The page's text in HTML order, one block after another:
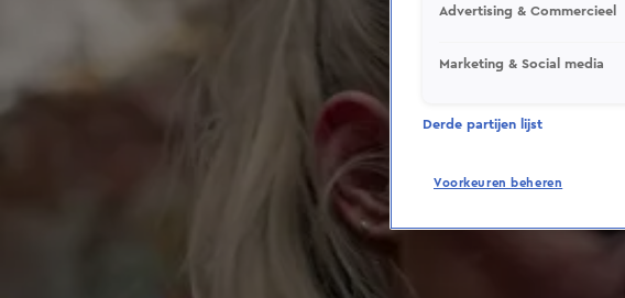
Advertising & Commercieel
Marketing & Social media
Derde partijen lijst
Voorkeuren beheren